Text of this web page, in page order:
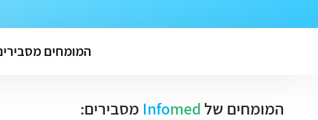
המומחים
המומחים של Infomed מסבירים: